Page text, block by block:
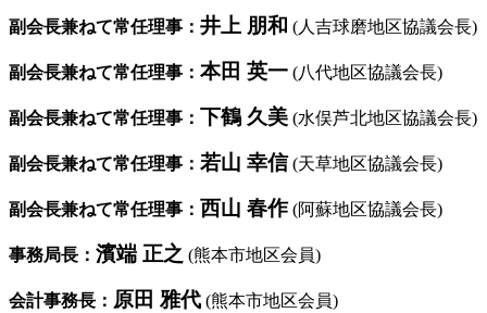
副会長兼ねて常任理事： 井上 朋和 (人吉球磨地区協議会長)
副会長兼ねて常任理事： 本田 英一 (八代地区協議会長)
副会長兼ねて常任理事： 下鶴 久美 (水俣芦北地区協議会長)
副会長兼ねて常任理事： 若山 幸信(天草地区協議会長)
副会長兼ねて常任理事： 西山 春作(阿蘇地区協議会長)
事務局長： 濱端 正之 (熊本市地区会員)
会計事務長： 原田 雅代 (熊本市地区会員)